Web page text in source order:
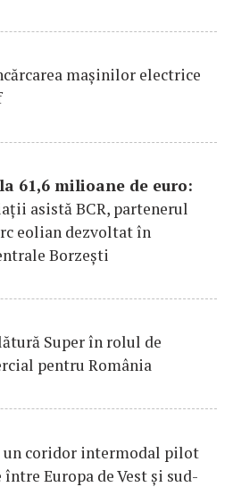
maşinilor electrice
61,6 milioane de euro:
asistă BCR, partenerul
eolian dezvoltat în
Borzești
Super în rolul de
pentru România
un coridor intermodal pilot
Europa de Vest și sud-